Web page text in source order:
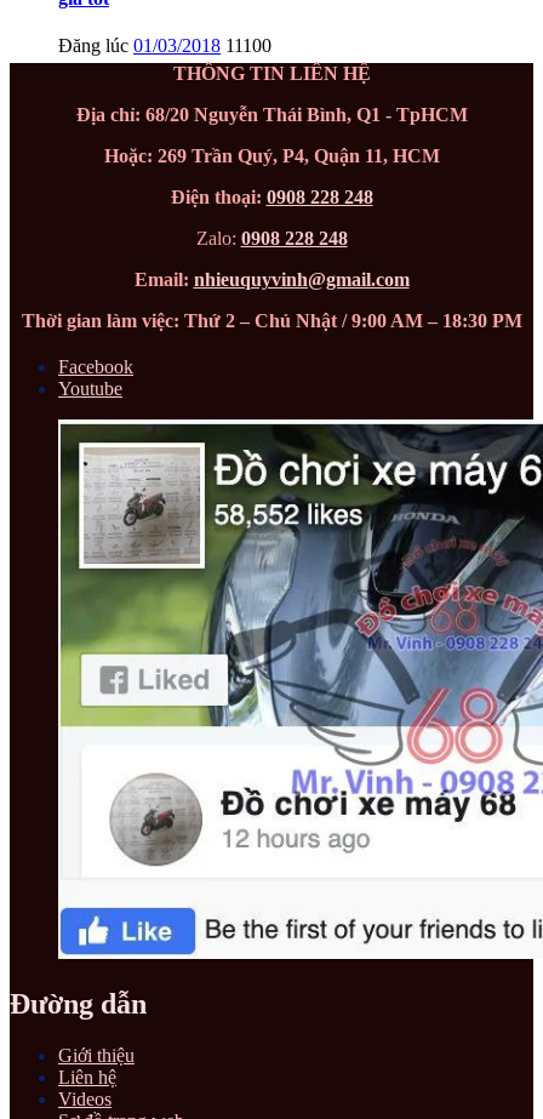
Đăng lúc 01/03/2018 11100
THÔNG TIN LIÊN HỆ
Địa chỉ: 68/20 Nguyễn Thái Bình, Q1 - TpHCM
Hoặc: 269 Trần Quý, P4, Quận 11, HCM
Điện thoại: 0908 228 248
Zalo: 0908 228 248
Email: nhieuquyvinh@gmail.com
Thời gian làm việc: Thứ 2 – Chủ Nhật / 9:00 AM – 18:30 PM
Facebook
Youtube
Đường dẫn
Giới thiệu
Liên hệ
Videos